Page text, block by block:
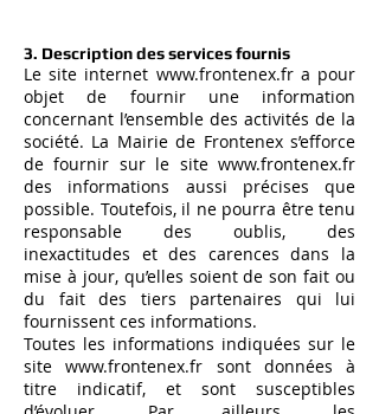
3. Description des services fournis
Le site internet www.frontenex.fra pour
objet de fournir une information
concernant l’ensemble des activités de la
société. La Mairie de Frontenex s’efforce
de fournir sur le site www.frontenex.fr
des informations aussi précises que
possible. Toutefois, il ne pourra être tenu
responsable des oublis, des
inexactitudes et des carences dans la
mise à jour, qu’elles soient de son fait ou
du fait des tiers partenaires qui lui
fournissent ces informations.
Toutes les informations indiquées sur le
sitewww.frontenex.fr sont données à
titre indicatif, et sont susceptibles